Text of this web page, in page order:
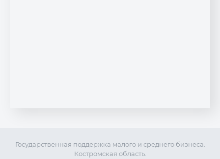
Государственная поддержка малого и среднего бизнеса.
Костромская область.